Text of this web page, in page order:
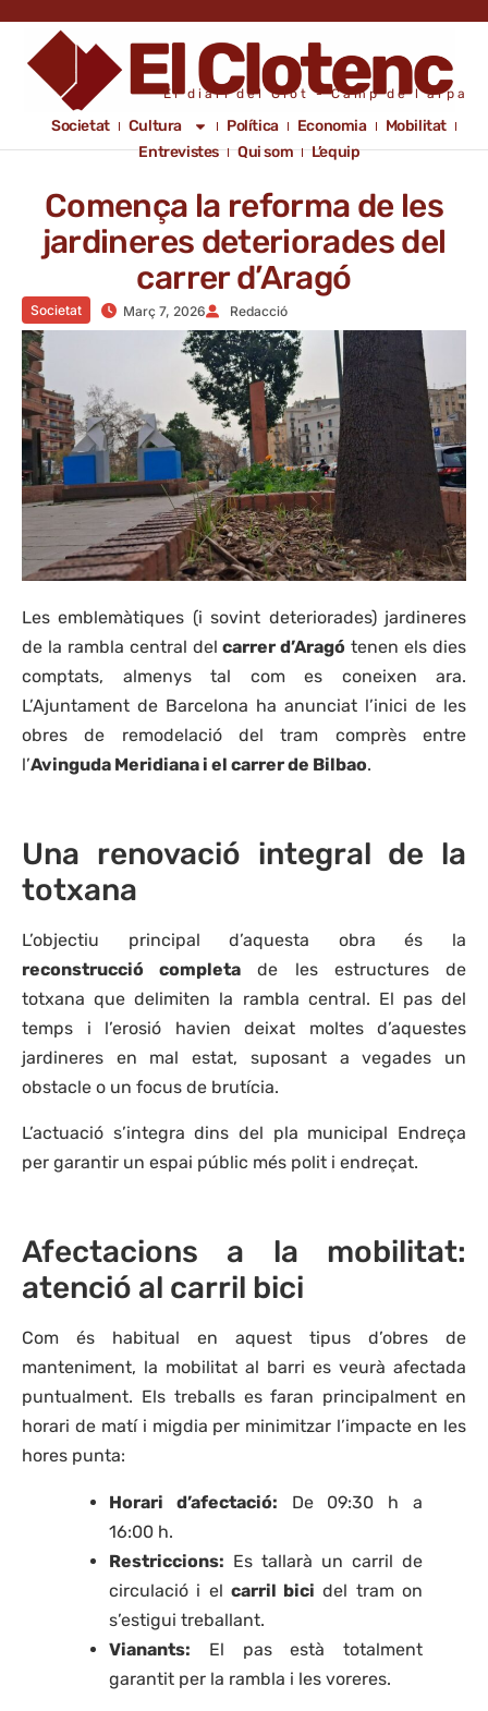
El diari del Clot - Camp de l'arpa
Societat Cultura Política Economia
Mobilitat
Entrevistes
Qui som L’equip
Comença la reforma de les
jardineres deteriorades del
carrer d’Aragó
Societat Març 7, 2026 Redacció
Les emblemàtiques (i sovint deteriorades) jardineres
de la rambla central delcarrer d’Aragó tenen els dies
comptats, almenys tal com es coneixen ara.
L’Ajuntament de Barcelona ha anunciat l’inici de les
obres de remodelació del tram comprès entre
l’Avinguda Meridiana i el carrer de Bilbao.
Una renovació integral de la
totxana
L’objectiu principal d’aquesta obra és la
reconstrucció completa de les estructures de
totxana que delimiten la rambla central. El pas del
temps i l’erosió havien deixat moltes d’aquestes
jardineres en mal estat, suposant a vegades un
obstacle o un focus de brutícia.
L’actuació s’integra dins del pla municipal Endreça
per garantir un espai públic més polit i endreçat.
Afectacions a la mobilitat:
atenció al carril bici
Com és habitual en aquest tipus d’obres de
manteniment, la mobilitat al barri es veurà afectada
puntualment. Els treballs es faran principalment en
horari de matí i migdia per minimitzar l’impacte en les
hores punta:
Horari d’afectació: De 09:30 h a
16:00 h.
Restriccions: Es tallarà un carril de
circulació i el carril bici del tram on
s’estigui treballant.
Vianants: El pas està totalment
garantit per la rambla i les voreres.